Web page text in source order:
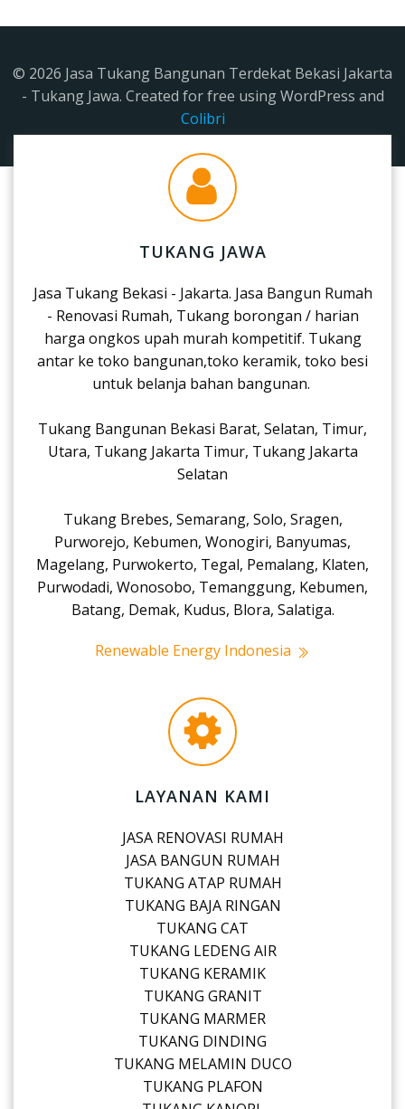
© 2026 Jasa Tukang Bangunan Terdekat Bekasi Jakarta
- Tukang Jawa. Created for free using WordPress and
Colibri
TUKANG JAWA
Jasa Tukang Bekasi - Jakarta. Jasa Bangun Rumah
- Renovasi Rumah, Tukang borongan / harian
harga ongkos upah murah kompetitif. Tukang
antar ke toko bangunan,toko keramik, toko besi
untuk belanja bahan bangunan.
Tukang Bangunan Bekasi Barat, Selatan, Timur,
Utara, Tukang Jakarta Timur, Tukang Jakarta
Selatan
Tukang Brebes, Semarang, Solo, Sragen,
Purworejo, Kebumen, Wonogiri, Banyumas,
Magelang, Purwokerto, Tegal, Pemalang, Klaten,
Purwodadi, Wonosobo, Temanggung, Kebumen,
Batang, Demak, Kudus, Blora, Salatiga.
Renewable Energy Indonesia
LAYANAN KAMI
JASA RENOVASI RUMAH
JASA BANGUN RUMAH
TUKANG ATAP RUMAH
TUKANG BAJA RINGAN
TUKANG CAT
TUKANG LEDENG AIR
TUKANG KERAMIK
TUKANG GRANIT
TUKANG MARMER
TUKANG DINDING
TUKANG MELAMIN DUCO
TUKANG PLAFON